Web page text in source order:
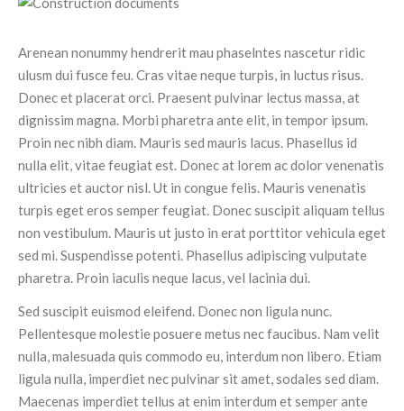
Arenean nonummy hendrerit mau phaselntes nascetur ridic
ulusm dui fusce feu. Cras vitae neque turpis, in luctus risus.
Donec et placerat orci. Praesent pulvinar lectus massa, at
dignissim magna. Morbi pharetra ante elit, in tempor ipsum.
Proin nec nibh diam. Mauris sed mauris lacus. Phasellus id
nulla elit, vitae feugiat est. Donec at lorem ac dolor venenatis
ultricies et auctor nisl. Ut in congue felis. Mauris venenatis
turpis eget eros semper feugiat. Donec suscipit aliquam tellus
non vestibulum. Mauris ut justo in erat porttitor vehicula eget
sed mi. Suspendisse potenti. Phasellus adipiscing vulputate
pharetra. Proin iaculis neque lacus, vel lacinia dui.
Sed suscipit euismod eleifend. Donec non ligula nunc.
Pellentesque molestie posuere metus nec faucibus. Nam velit
nulla, malesuada quis commodo eu, interdum non libero. Etiam
ligula nulla, imperdiet nec pulvinar sit amet, sodales sed diam.
Maecenas imperdiet tellus at enim interdum et semper ante